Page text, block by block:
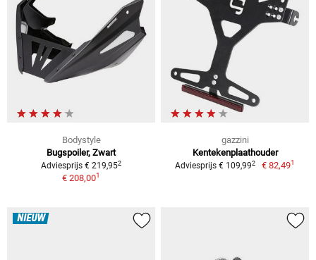
Bodystyle
Bugspoiler, Zwart
Adviesprijs € 219,952
€ 208,001
gazzini
Kentekenplaathouder
Adviesprijs € 109,992 € 82,491
NIEUW